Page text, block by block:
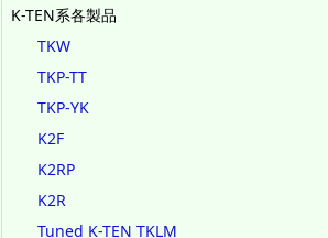
K-TEN系各製品
TKW
TKP-TT
TKP-YK
K2F
K2RP
K2R
Tuned K-TEN TKLM